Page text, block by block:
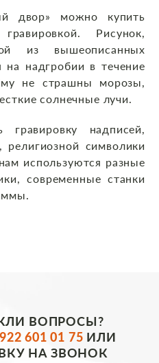
двор» можно купить
Рисунок,
из вышеописанных
на надгробии в течение
не страшны морозы,
солнечные лучи.
надписей,
религиозной символики
используются разные
современные станки
ВОПРОСЫ?
601 01 75 ИЛИ
НА ЗВОНОК